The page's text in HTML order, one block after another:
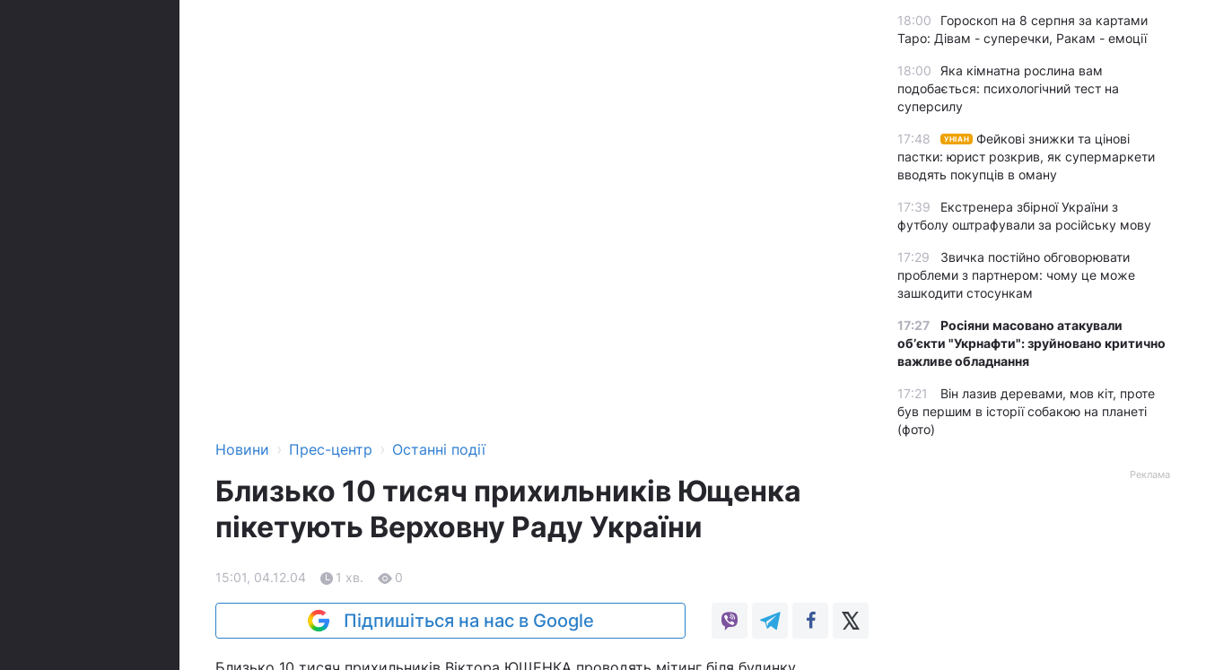
Новини › Прес-центр › Останні події
Близько 10 тисяч прихильників Ющенка
пікетують Верховну Раду України
15:01, 04.12.04 1 хв. 0
Підпишіться на нас в Google
18:00
Гороскоп на 8 серпня за картами
Таро: Дівам - суперечки, Ракам - емоції
18:00
Яка кімнатна рослина вам
подобається: психологічний тест на
суперсилу
17:48 УНІАН
Фейкові знижки та цінові
пастки: юрист розкрив, як супермаркети
вводять покупців в оману
17:39
Екстренера збірної України з
футболу оштрафували за російську мову
17:29
Звичка постійно обговорювати
проблеми з партнером: чому це може
зашкодити стосункам
17:27
Росіяни масовано атакували
обʼєкти "Укрнафти": зруйновано критично
важливе обладнання
17:21
Він лазив деревами, мов кіт, проте
був першим в історії собакою на планеті
(фото)
Реклама